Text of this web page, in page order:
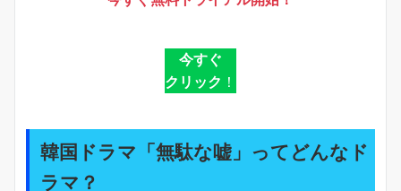
今すぐ
クリック ！
韓国ドラマ「無駄な嘘」ってどんなド
ラマ？